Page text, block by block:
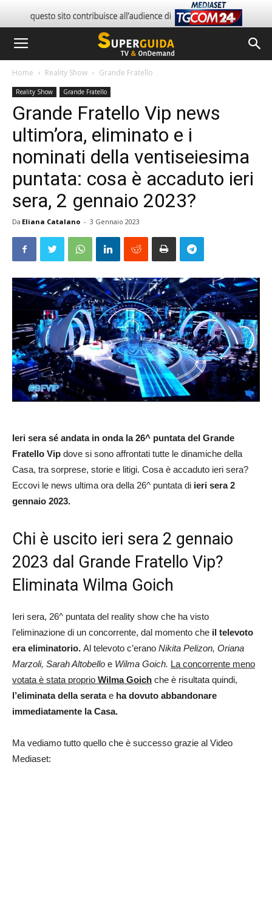
Home Reality Show Grande Fratello
Reality Show Grande Fratello
Grande Fratello Vip news
ultim’ora, eliminato e i
nominati della ventiseiesima
puntata: cosa è accaduto ieri
sera, 2 gennaio 2023?
Da Eliana Catalano - 3 Gennaio 2023
Ieri sera sé andata in onda la 26^ puntata del Grande
Fratello Vip dove si sono affrontati tutte le dinamiche della
Casa, tra sorprese, storie e litigi. Cosa è accaduto ieri sera?
Eccovi le news ultima ora della 26^ puntata di ieri sera 2
gennaio 2023.
Chi è uscito ieri sera 2 gennaio
2023 dal Grande Fratello Vip?
Eliminata Wilma Goich
Ieri sera, 26^ puntata del reality show che ha visto
l’eliminazione di un concorrente, dal momento che il televoto
era eliminatorio. Al televoto c’erano Nikita Pelizon, Oriana
Marzoli, Sarah Altobello e Wilma Goich. La concorrente meno
votata è stata proprio Wilma Goich che è risultata quindi,
l’eliminata della seratae ha dovuto abbandonare
immediatamente la Casa.
Ma vediamo tutto quello che è successo grazie al Video
Mediaset: